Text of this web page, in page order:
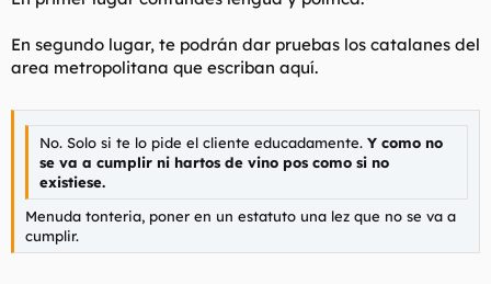
En segundo lugar, te podrán dar pruebas los catalanes del
area metropolitana que escriban aquí.
No. Solo si te lo pide el cliente educadamente. Y como no
se va a cumplir ni hartos de vino pos como si no
existiese.
Menuda tonteria, poner en un estatuto una lez que no se va a
cumplir.